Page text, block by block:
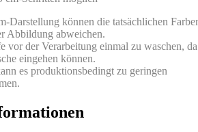
Darstellung können die tatsächlichen
Abbildung abweichen.
vor der Verarbeitung einmal zu waschen, da
eingehen können.
es produktionsbedingt zu geringen